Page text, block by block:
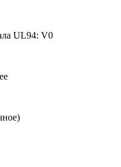
UL94: V0